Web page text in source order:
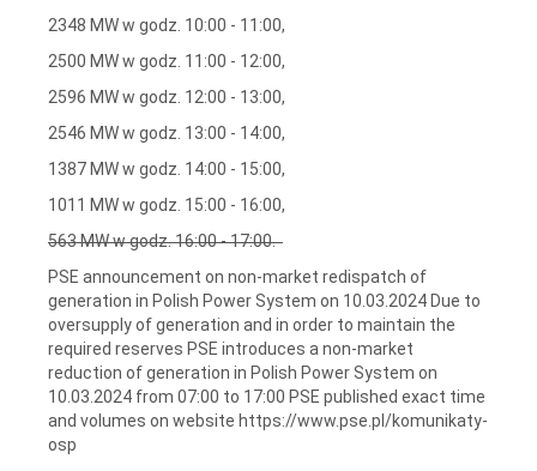
2348 MW w godz. 10:00 - 11:00,
2500 MW w godz. 11:00 - 12:00,
2596 MW w godz. 12:00 - 13:00,
2546 MW w godz. 13:00 - 14:00,
1387 MW w godz. 14:00 - 15:00,
1011 MW w godz. 15:00 - 16:00,
563 MW w godz. 16:00 - 17:00.
PSE announcement on non-market redispatch of
generation in Polish Power System on 10.03.2024 Due to
oversupply of generation and in order to maintain the
required reserves PSE introduces a non-market
reduction of generation in Polish Power System on
10.03.2024 from 07:00 to 17:00 PSE published exact time
and volumes on website https://www.pse.pl/komunikaty-
osp